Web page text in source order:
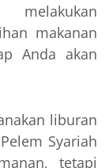
makanan
Anda akan
liburan
Syariah
tetapi